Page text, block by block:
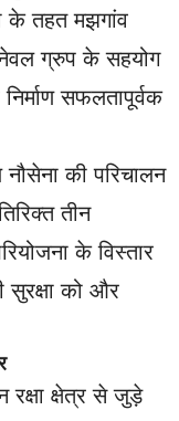
के तहत मझगांव
नेवल ग्रुप के सहयोग
सफलतापूर्वक
की परिचालन
तीन
के विस्तार
को और
रक्षा क्षेत्र से जुड़े